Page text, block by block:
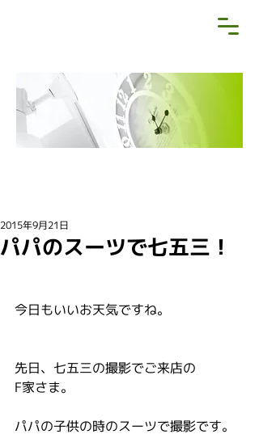
パパのスーツで七五三！
2015年9月21日
今日もいいお天気ですね。
先日、七五三の撮影でご来店の
F家さま。
パパの子供の時のスーツで撮影です。